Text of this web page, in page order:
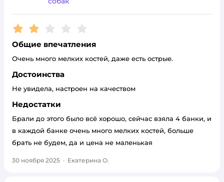
Рейтинг:2
Общие впечатления
Очень много мелких костей, даже есть острые.
Достоинства
Не увидела, настроен на качеством
Недостатки
Брали до этого было всё хорошо, сейчас взяла 4 банки, и
в каждой банке очень много мелких костей, больше
брать не будем, да и цена не маленькая
30 ноября 2025 · Екатерина О.